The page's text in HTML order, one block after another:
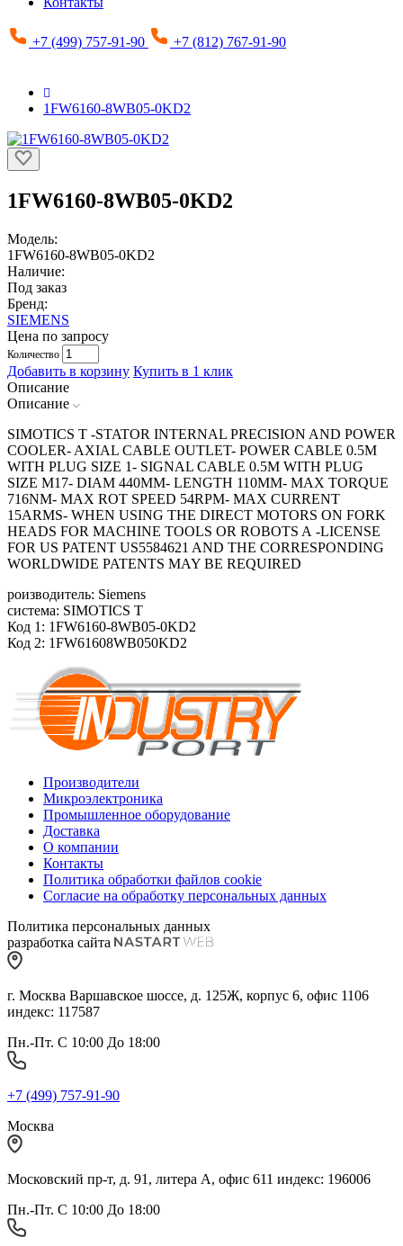
+7 (499) 757-91-90 +7 (812) 767-91-90
1FW6160-8WB05-0KD2
1FW6160-8WB05-0KD2
Модель:
1FW6160-8WB05-0KD2
Наличие:
Под заказ
Бренд:
SIEMENS
Цена по запросу
Количество
Добавить в корзину Купить в 1 клик
Описание
Описание
SIMOTICS T -STATOR INTERNAL PRECISION AND POWER
COOLER- AXIAL CABLE OUTLET- POWER CABLE 0.5M
WITH PLUG SIZE 1- SIGNAL CABLE 0.5M WITH PLUG
SIZE M17- DIAM 440MM- LENGTH 110MM- MAX TORQUE
716NM- MAX ROT SPEED 54RPM- MAX CURRENT
15ARMS- WHEN USING THE DIRECT MOTORS ON FORK
HEADS FOR MACHINE TOOLS OR ROBOTS A -LICENSE
FOR US PATENT US5584621 AND THE CORRESPONDING
WORLDWIDE PATENTS MAY BE REQUIRED
роизводитель: Siemens
система: SIMOTICS T
Код 1: 1FW6160-8WB05-0KD2
Код 2: 1FW61608WB050KD2
Производители
Микроэлектроника
Промышленное оборудование
Доставка
О компании
Контакты
Политика обработки файлов cookie
Согласие на обработку персональных данных
Политика персональных данных
разработка сайта
г. Москва Варшавское шоссе, д. 125Ж, корпус 6, офис 1106
индекс: 117587
Пн.-Пт. С 10:00 До 18:00
+7 (499) 757-91-90
Москва
Московский пр-т, д. 91, литера А, офис 611 индекс: 196006
Пн.-Пт. С 10:00 До 18:00